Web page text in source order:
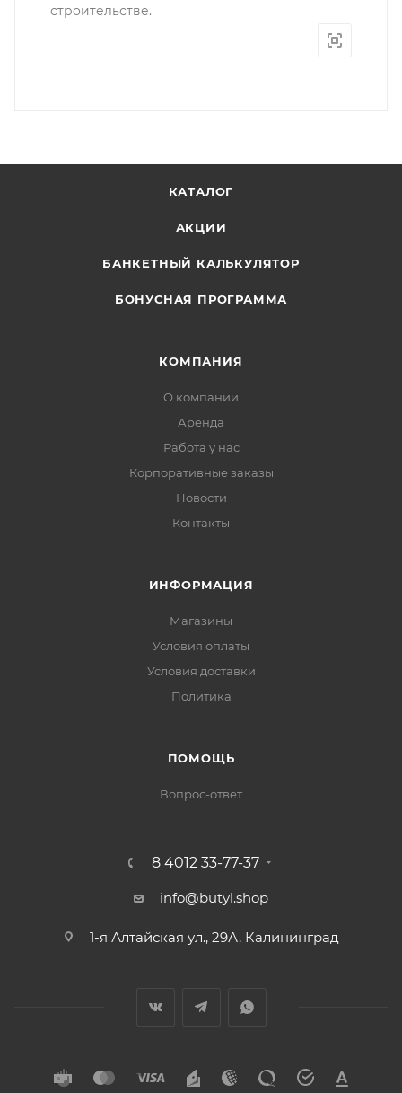
строительстве.
КАТАЛОГ
АКЦИИ
БАНКЕТНЫЙ КАЛЬКУЛЯТОР
БОНУСНАЯ ПРОГРАММА
КОМПАНИЯ
О компании
Аренда
Работа у нас
Корпоративные заказы
Новости
Контакты
ИНФОРМАЦИЯ
Магазины
Условия оплаты
Условия доставки
Политика
ПОМОЩЬ
Вопрос-ответ
8 4012 33-77-37
info@butyl.shop
1-я Алтайская ул., 29А, Калининград